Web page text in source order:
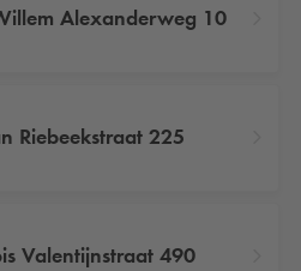
Alexanderweg 10
Riebeekstraat 225
Valentijnstraat 490